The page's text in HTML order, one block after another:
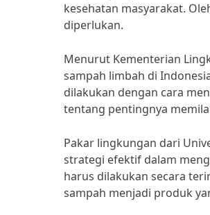
kesehatan masyarakat.
diperlukan.
Menurut Kementerian
sampah limbah di
dilakukan dengan cara
tentang pentingnya
Pakar lingkungan dari
strategi efektif dalam
harus dilakukan secara
sampah menjadi produk